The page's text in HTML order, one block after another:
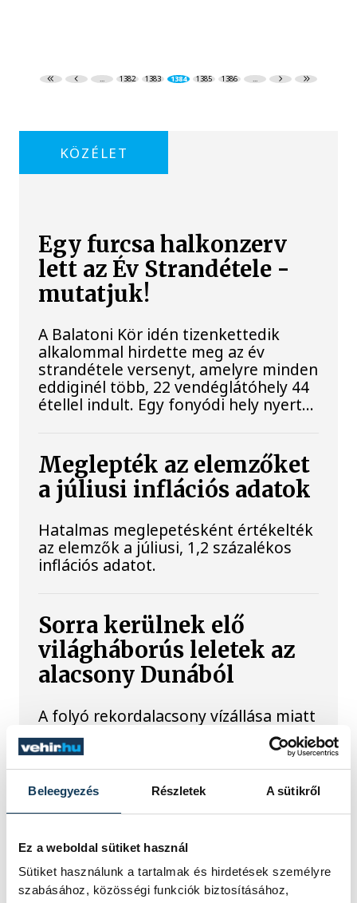
Beleegyezés Részletek A sütikről
Ez a weboldal sütiket használ
Sütiket használunk a tartalmak és hirdetések személyre
szabásához, közösségi funkciók biztosításához,
... 1382 1383 1384 1385 1386 ...
KÖZÉLET
Egy furcsa halkonzerv
lett az Év Strandétele -
mutatjuk!
A Balatoni Kör idén tizenkettedik
alkalommal hirdette meg az év
strandétele versenyt, amelyre minden
eddiginél több, 22 vendéglátóhely 44
étellel indult. Egy fonyódi hely nyert...
Meglepték az elemzőket
a júliusi inflációs adatok
Hatalmas meglepetésként értékelték
az elemzők a júliusi, 1,2 százalékos
inflációs adatot.
Sorra kerülnek elő
világháborús leletek az
alacsony Dunából
A folyó rekordalacsony vízállása miatt
egy csaknem komplett, II.
világháborús német DKW NZ 350-1
motorkerékpárbukkant elő a
Batthyány téri rakpart sziklái alól,
máshol pedig egy közel féltonnás brit
akna került elő.
Késéltánc a Dunán: Mi